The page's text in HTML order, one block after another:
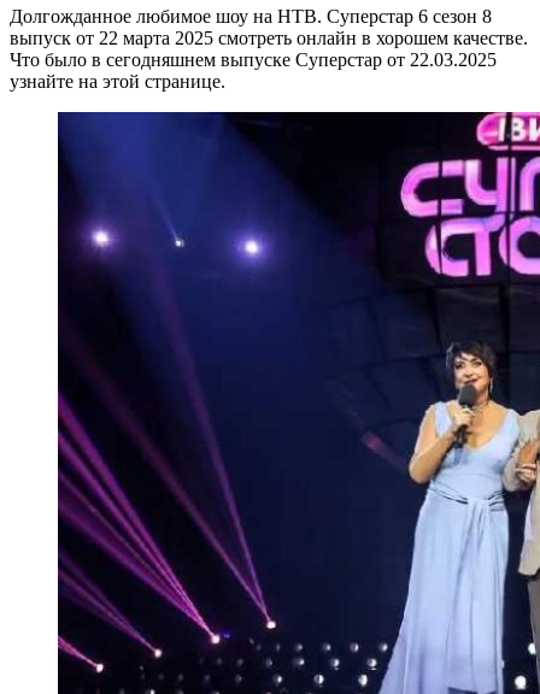
Долгожданное любимое шоу на НТВ. Суперстар 6 сезон 8
выпуск от 22 марта 2025 смотреть онлайн в хорошем качестве.
Что было в сегодняшнем выпуске Суперстар от 22.03.2025
узнайте на этой странице.